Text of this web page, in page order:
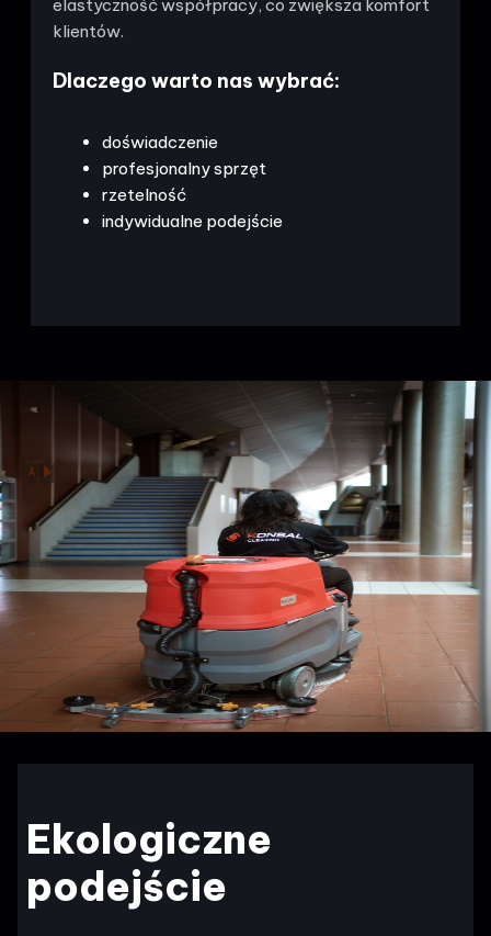
elastyczność współpracy, co zwiększa komfort
klientów.
Dlaczego warto nas wybrać:
doświadczenie
profesjonalny sprzęt
rzetelność
indywidualne podejście
Ekologiczne
podejście